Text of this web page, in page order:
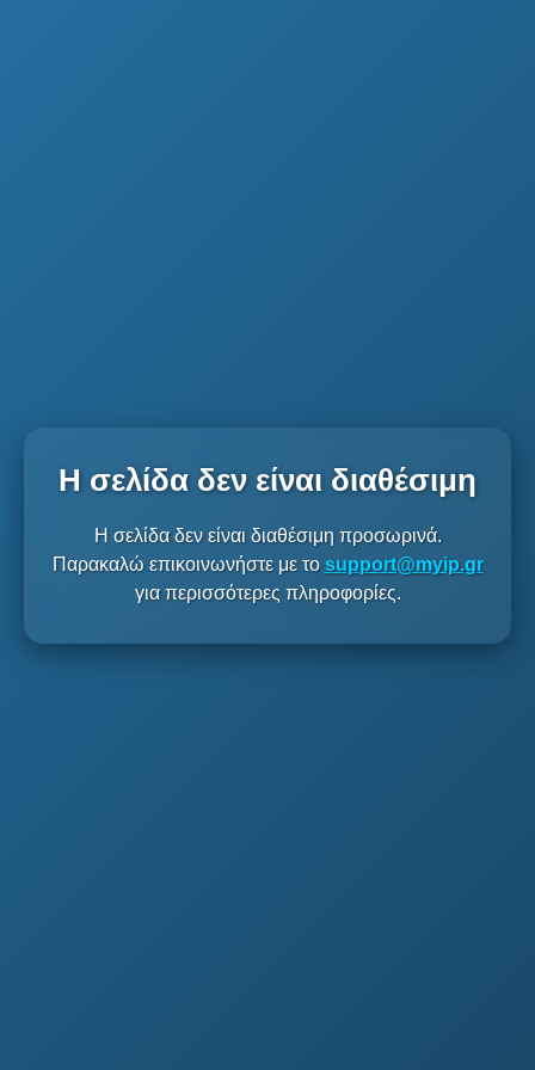
Η σελίδα δεν είναι διαθέσιμη
Η σελίδα δεν είναι διαθέσιμη προσωρινά.
Παρακαλώ επικοινωνήστε με το support@myip.gr
για περισσότερες πληροφορίες.